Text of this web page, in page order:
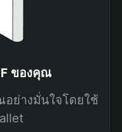
ของคุณ
อย่างมั่นใจโดยใช้